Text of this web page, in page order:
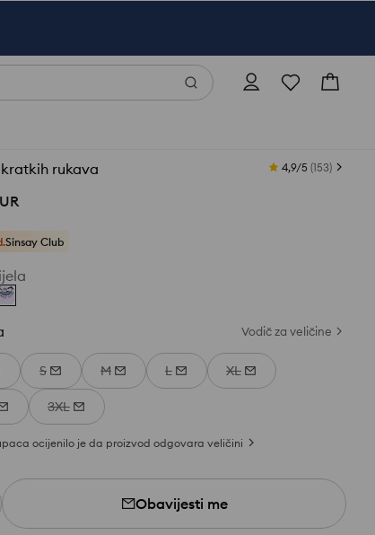
rukava 4,9/5 (153)
Sinsay Club
Vodič za veličine
S M L XL
3XL
ocijenilo je da proizvod odgovara veličini
Obavijesti me